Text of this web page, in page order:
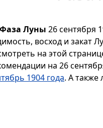
Фаза Луны 26 сентября
восход и закат
на этой
на 26
1904 года. А также